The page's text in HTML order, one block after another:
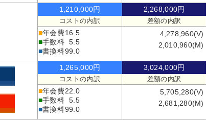
1,210,000円
コストの内訳
■年会費16.5
■手数料 5.5
■書換料99.0
2,268,000円
差額の内訳
4,278,960(V)
2,010,960(M)
1,265,000円
コストの内訳
■年会費22.0
■手数料 5.5
■書換料99.0
3,024,000円
差額の内訳
5,705,280(V)
2,681,280(M)